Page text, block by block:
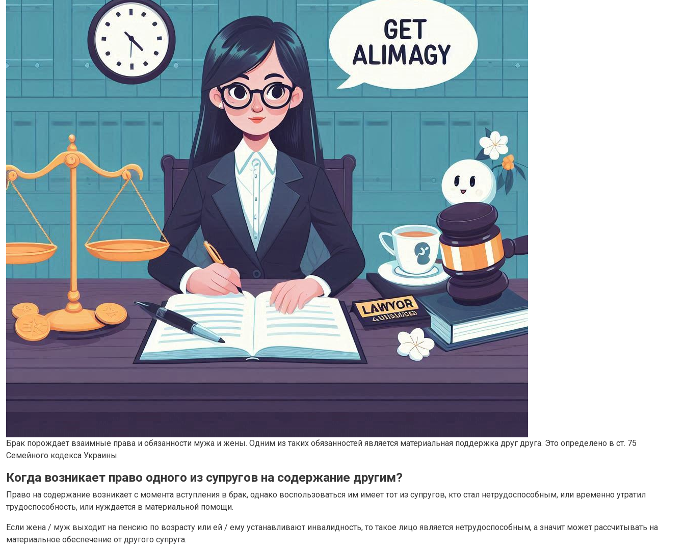
Брак порождает взаимные права и обязанности мужа и жены. Одним из таких обязанностей является материальная поддержка друг друга. Это определено в ст. 75
Семейного кодекса Украины.
Когда возникает право одного из супругов на содержание другим?
Право на содержание возникает с момента вступления в брак, однако воспользоваться им имеет тот из супругов, кто стал нетрудоспособным, или временно утратил
трудоспособность, или нуждается в материальной помощи.
Если жена / муж выходит на пенсию по возрасту или ей / ему устанавливают инвалидность, то такое лицо является нетрудоспособным, а значит может рассчитывать на
материальное обеспечение от другого супруга.